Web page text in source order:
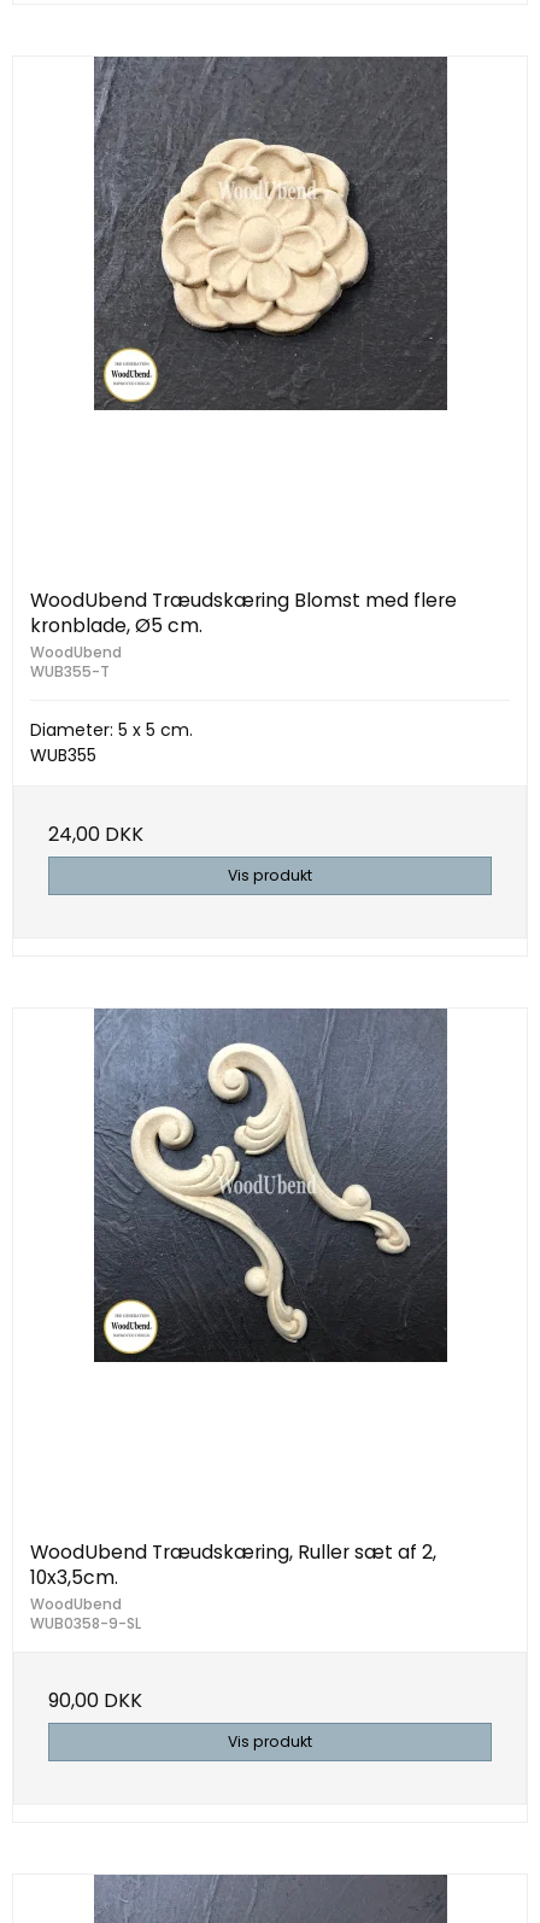
WoodUbend Træudskæring Blomst med flere
kronblade, Ø5 cm.
WoodUbend
WUB355-T
Diameter: 5 x 5 cm.
WUB355
24,00 DKK
Vis produkt
WoodUbend Træudskæring, Ruller sæt af 2,
10x3,5cm.
WoodUbend
WUB0358-9-SL
90,00 DKK
Vis produkt